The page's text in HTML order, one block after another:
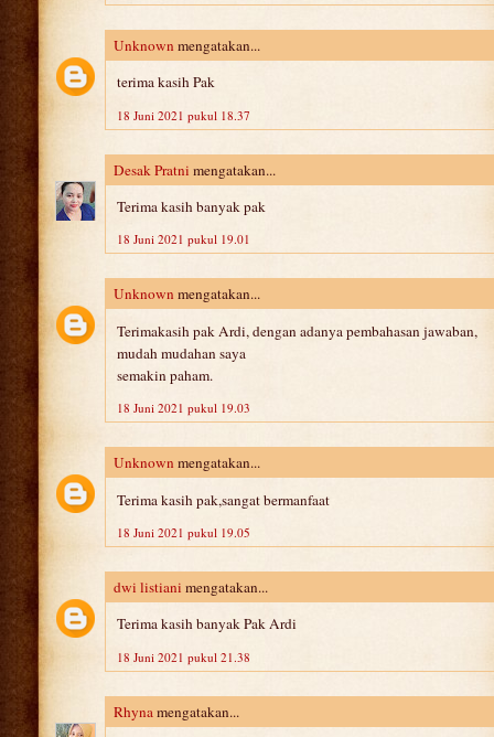
Unknown mengatakan...
terima kasih Pak
18 Juni 2021 pukul 18.37
Desak Pratni mengatakan...
Terima kasih banyak pak
18 Juni 2021 pukul 19.01
Unknown mengatakan...
Terimakasih pak Ardi, dengan adanya pembahasan jawaban,
mudah mudahan saya
semakin paham.
18 Juni 2021 pukul 19.03
Unknown mengatakan...
Terima kasih pak,sangat bermanfaat
18 Juni 2021 pukul 19.05
dwi listiani mengatakan...
Terima kasih banyak Pak Ardi
18 Juni 2021 pukul 21.38
Rhynamengatakan...